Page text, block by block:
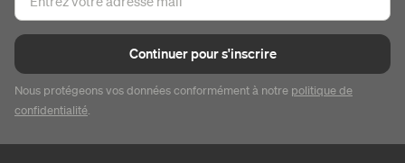
Continuer pour s'inscrire
Nous protégeons vos données conformément à notre politique de
confidentialité.